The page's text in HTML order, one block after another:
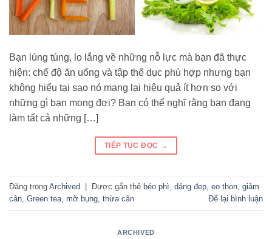
Bạn lúng túng, lo lắng về những nỗ lực mà bạn đã thực
hiện: chế độ ăn uống và tập thể dục phù hợp nhưng bạn
không hiểu tại sao nó mang lại hiệu quả ít hơn so với
những gì bạn mong đợi? Bạn có thể nghĩ rằng bạn đang
làm tất cả những […]
TIẾP TỤC ĐỌC →
Đăng trong Archived Được gắn thẻ béo phì, dáng đẹp, eo thon, giảm
cân, Green tea, mỡ bụng, thừa cân Để lại bình luận
ARCHIVED